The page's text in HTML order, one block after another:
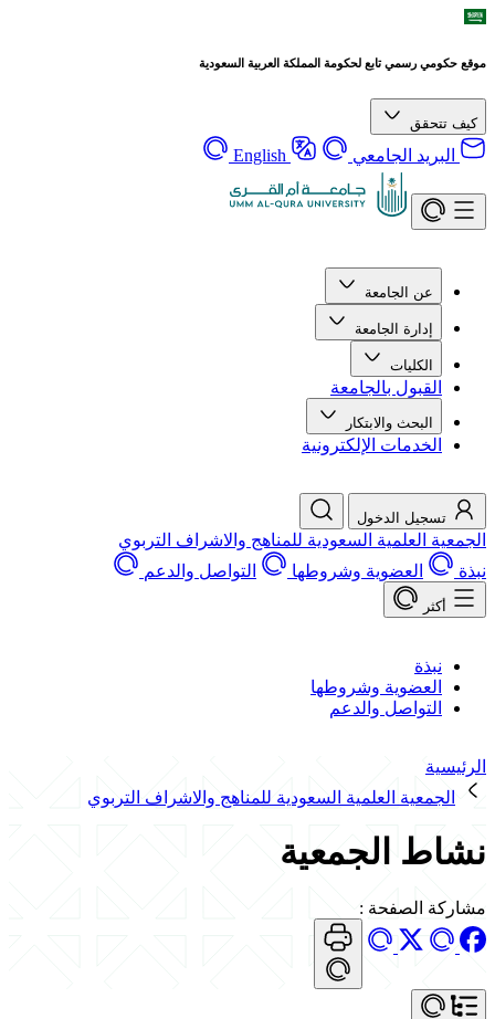
موقع حكومي رسمي تابع لحكومة المملكة العربية السعودية
كيف تتحقق
البريد الجامعي English
عن الجامعة
إدارة الجامعة
الكليات
القبول بالجامعة
البحث والابتكار
الخدمات الإلكترونية
تسجيل الدخول
الجمعية العلمية السعودية للمناهج والاشراف التربوي
نبذة
العضوية وشروطها التواصل والدعم
أكثر
نبذة
العضوية وشروطها
التواصل والدعم
الرئيسية
الجمعية العلمية السعودية للمناهج والاشراف التربوي
نشاط الجمعية
مشاركة الصفحة :